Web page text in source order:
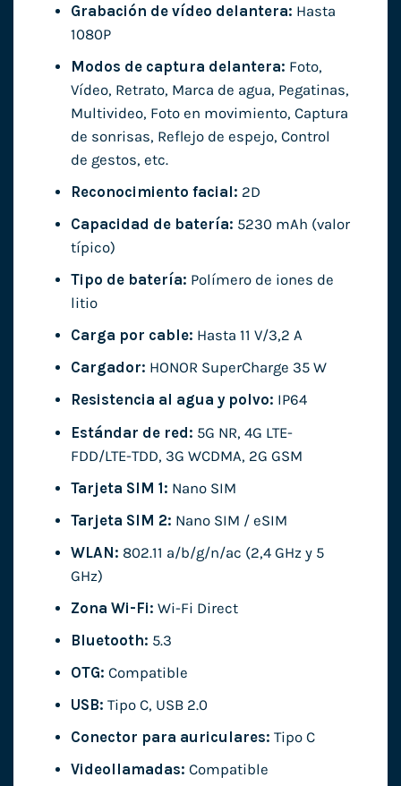
Grabación de vídeo delantera: Hasta
1080P
Modos de captura delantera: Foto,
Vídeo, Retrato, Marca de agua, Pegatinas,
Multivideo, Foto en movimiento, Captura
de sonrisas, Reflejo de espejo, Control
de gestos, etc.
Reconocimiento facial: 2D
Capacidad de batería: 5230 mAh (valor
típico)
Tipo de batería: Polímero de iones de
litio
Carga por cable: Hasta 11 V/3,2 A
Cargador: HONOR SuperCharge 35 W
Resistencia al agua y polvo: IP64
Estándar de red: 5G NR, 4G LTE-
FDD/LTE-TDD, 3G WCDMA, 2G GSM
Tarjeta SIM 1: Nano SIM
Tarjeta SIM 2: Nano SIM / eSIM
WLAN: 802.11 a/b/g/n/ac (2,4 GHz y 5
GHz)
Zona Wi-Fi: Wi-Fi Direct
Bluetooth: 5.3
OTG: Compatible
USB: Tipo C, USB 2.0
Conector para auriculares: Tipo C
Videollamadas: Compatible